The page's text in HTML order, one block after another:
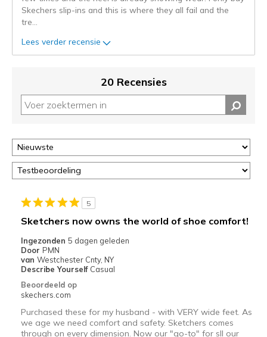
kunt
status
van
deze
of
door
<a
href="javascript:location.href=location.pathname;">hier</a>
page
met
migratiegeschiedenis
van
de
Skechers slip-ins and this is where they all fail and the
tre
Lees verder recensie
20 Recensies
5
Sketchers now owns the world of shoe comfort!
Ingezonden 5 dagen geleden
Door PMN
van Westchester Cnty, NY
Describe Yourself Casual
Beoordeeld op
skechers.com
Purchased these for my husband - with VERY wide feet. As
we age we need comfort and safety. Sketchers comes
through on every dimension. Now our "go-to" for sll our